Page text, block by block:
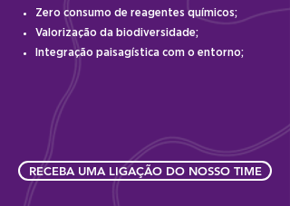
Zero consumo de reagentes químicos;
Valorização da biodiversidade;
Integração paisagística com o entorno;
RECEBA UMA LIGAÇÃO DO NOSSO TIME